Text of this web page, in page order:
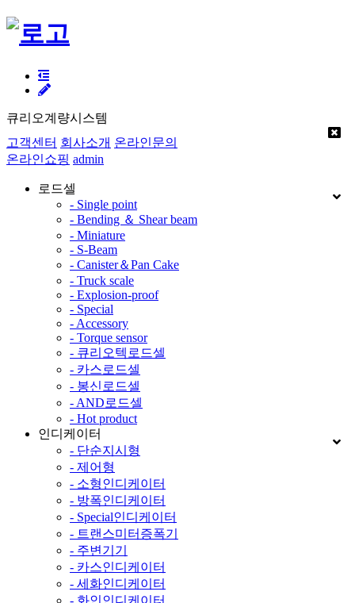
큐리오계량시스템
고객센터 회사소개 온라인문의
온라인쇼핑 admin
로드셀
- Single point
- Bending ＆ Shear beam
- Miniature
- S-Beam
- Canister＆Pan Cake
- Truck scale
- Explosion-proof
- Special
- Accessory
- Torque sensor
- 큐리오텍로드셀
- 카스로드셀
- 봉신로드셀
- AND로드셀
- Hot product
인디케이터
- 단순지시형
- 제어형
- 소형인디케이터
- 방폭인디케이터
- Special인디케이터
- 트랜스미터증폭기
- 주변기기
- 카스인디케이터
- 세화인디케이터
- 화인인디케이터